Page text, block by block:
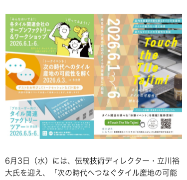
6月3日（水）には、伝統技術ディレクター・立川裕
大氏を迎え、「次の時代へつなぐタイル産地の可能